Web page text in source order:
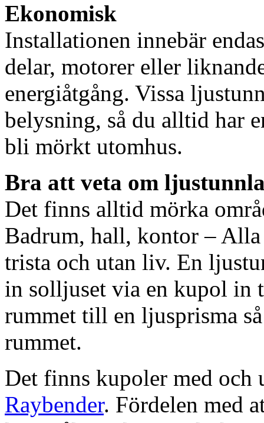
Ekonomisk
Installationen innebär
delar, motorer eller
energiåtgång. Vissa
belysning, så du alltid har
bli mörkt utomhus.
Bra att veta om
Det finns alltid mörka
Badrum, hall, kontor – Alla
trista och utan liv. En
in solljuset via en kupol in
rummet till en ljusprisma
rummet.
Det finns kupoler med och
Raybender. Fördelen med